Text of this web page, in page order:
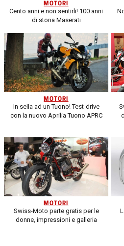
MOTORI
Cento anni e non sentirli! 100 anni
di storia Maserati
MOTORI
In sella ad un Tuono! Test-drive
con la nuovo Aprilia Tuono APRC
MOTORI
Swiss-Moto parte gratis per le
donne, impressioni e galleria